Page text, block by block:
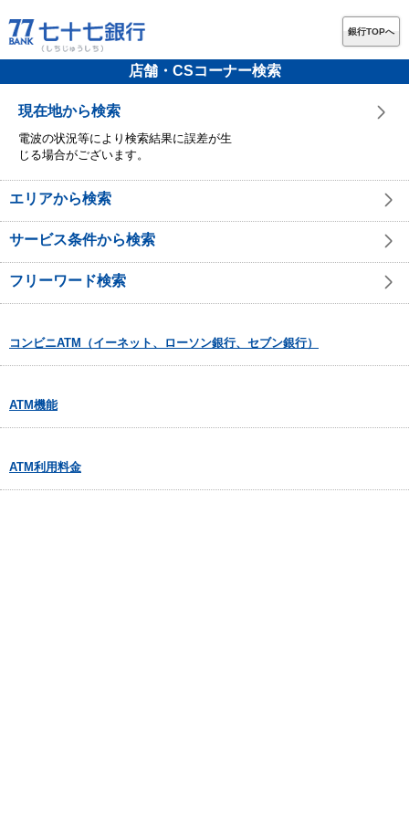
銀行TOPへ
店舗・CSコーナー検索
現在地から検索
電波の状況等により検索結果に誤差が生
じる場合がございます。
エリアから検索
サービス条件から検索
フリーワード検索
コンビニATM（イーネット、ローソン銀行、セブン銀行）
ATM機能
ATM利用料金